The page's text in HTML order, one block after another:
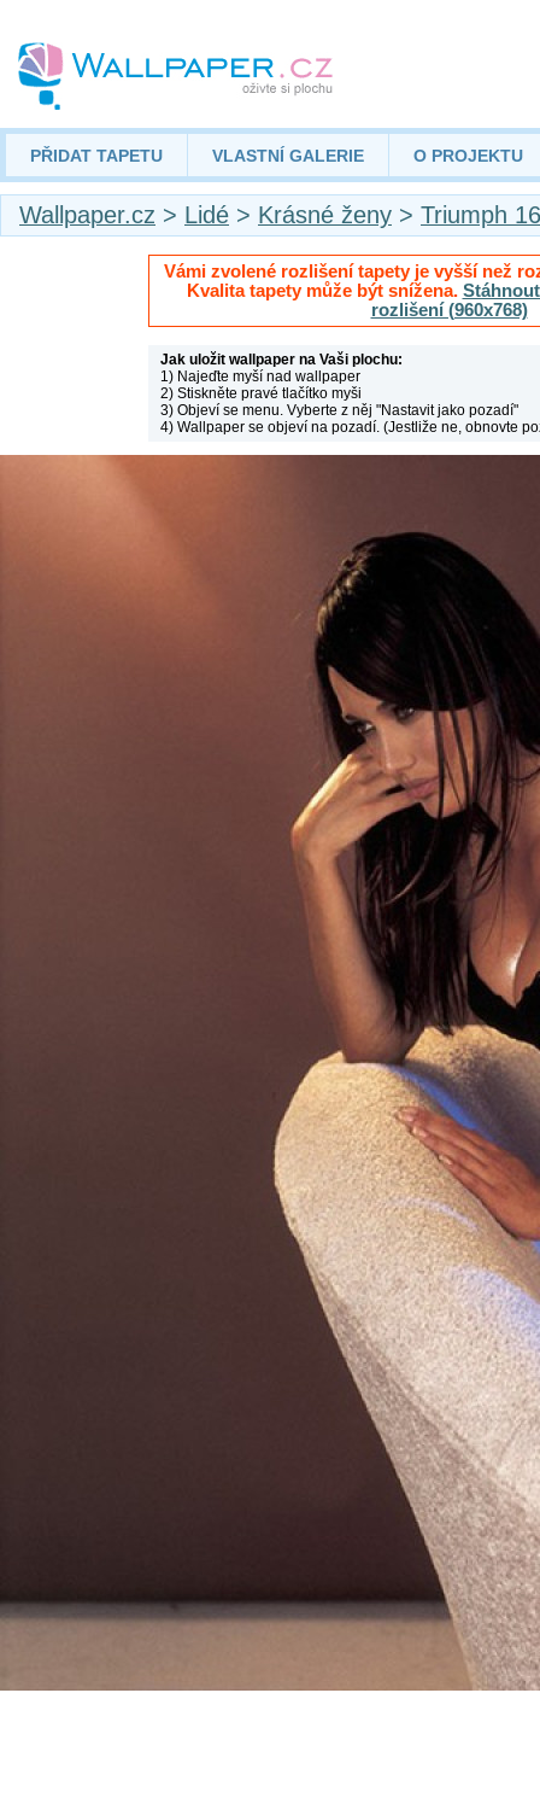
PŘIDAT TAPETU VLASTNÍ GALERIE O PROJEKTU
Wallpaper.cz > Lidé > Krásné ženy > Triumph 16
Vámi zvolené rozlišení tapety je vyšší než
Kvalita tapety může být snížena.
rozlišení (960x768)
Jak uložit wallpaper na Vaši plochu:
1) Najeďte myší nad wallpaper
2) Stiskněte pravé tlačítko myši
3) Objeví se menu. Vyberte z něj "Nastavit jako pozadí"
4) Wallpaper se objeví na pozadí. (Jestliže ne, obnovte